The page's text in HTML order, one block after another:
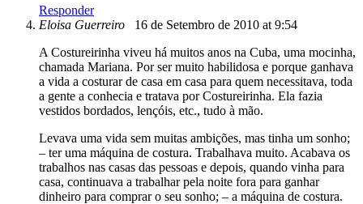
Responder
Eloisa Guerreiro
16 de Setembro de 2010 at 9:54
A Costureirinha viveu há muitos anos na Cuba, uma mocinha,
chamada Mariana. Por ser muito habilidosa e porque ganhava
a vida a costurar de casa em casa para quem necessitava, toda
a gente a conhecia e tratava por Costureirinha. Ela fazia
vestidos bordados, lençóis, etc., tudo à mão.
Levava uma vida sem muitas ambições, mas tinha um sonho;
– ter uma máquina de costura. Trabalhava muito. Acabava os
trabalhos nas casas das pessoas e depois, quando vinha para
casa, continuava a trabalhar pela noite fora para ganhar
dinheiro para comprar o seu sonho; – a máquina de costura.